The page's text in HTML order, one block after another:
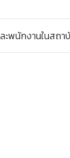
ะพนักงานในสถ